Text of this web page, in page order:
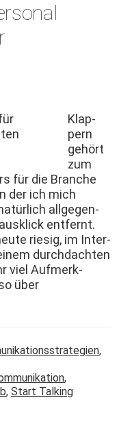
Klap­
pern
gehört
zum
für die Branche
der ich mich
all­ge­gen­
ent­fer­nt.
riesig, im Inter­
durch­dacht­en
viel Aufmerk­
über
,
,
, Start Talking